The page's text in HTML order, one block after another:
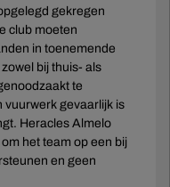
gekregen
club moeten
in toenemende
bij thuis- als
te
vuurwerk gevaarlijk is
Heracles Almelo
het team op een bij
en geen